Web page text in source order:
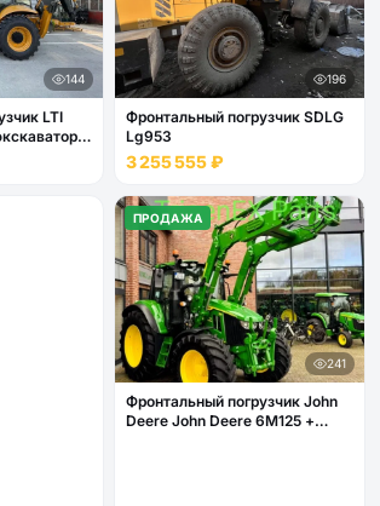
144
LTI
196
Фронтальный погрузчик SDLG
Lg953
3 255 555 ₽
ПРОДАЖА
241
Фронтальный погрузчик John
Deere John Deere 6M125 +